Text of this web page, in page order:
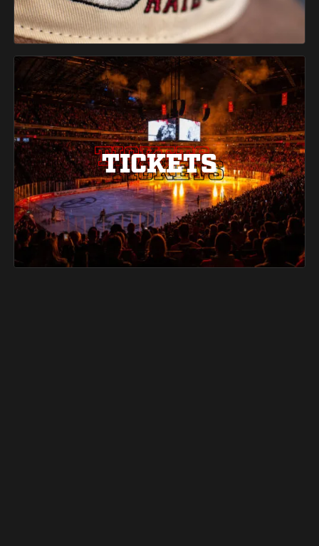
TICKETS
TICKETS
TICKETS